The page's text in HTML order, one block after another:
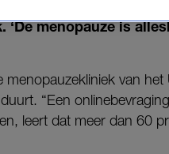
jaar duren. Dat
menopauze is
van
“Een
leert dat meer dan 60